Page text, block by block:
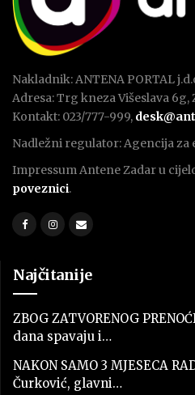
Nakladnik: ANTENA PORTAL
Adresa: Trg kneza Višeslava 6g,
Kontakt: 023/777-999,
Nadležni regulator: Agencija za
Impressum Antene Zadar u
poveznici.
Najčitanije
ZBOG ZATVORENOG
dana spavaju i…
NAKON SAMO 3 MJESECA
Čurković, glavni…